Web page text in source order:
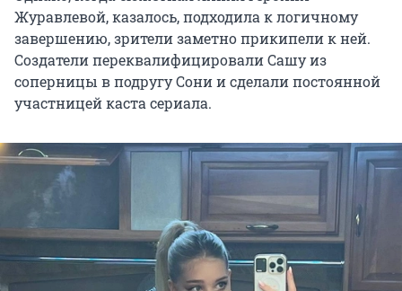
Журавлевой, казалось, подходила к логичному
завершению, зрители заметно прикипели к ней.
Создатели переквалифицировали Сашу из
соперницы в подругу Сони и сделали постоянной
участницей каста сериала.